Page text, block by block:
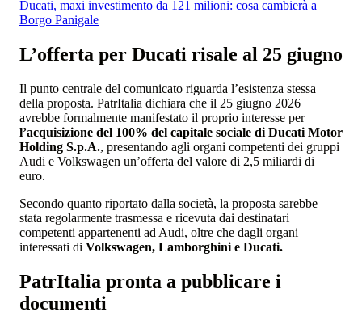
Ducati, maxi investimento da 121 milioni: cosa cambierà a
Borgo Panigale
L’offerta per Ducati risale al 25 giugno
Il punto centrale del comunicato riguarda l’esistenza stessa
della proposta. PatrItalia dichiara che il 25 giugno 2026
avrebbe formalmente manifestato il proprio interesse per
l’acquisizione del 100% del capitale sociale di Ducati Motor
Holding S.p.A., presentando agli organi competenti dei gruppi
Audi e Volkswagen un’offerta del valore di 2,5 miliardi di
euro.
Secondo quanto riportato dalla società, la proposta sarebbe
stata regolarmente trasmessa e ricevuta dai destinatari
competenti appartenenti ad Audi, oltre che dagli organi
interessati di Volkswagen, Lamborghini e Ducati.
PatrItalia pronta a pubblicare i
documenti